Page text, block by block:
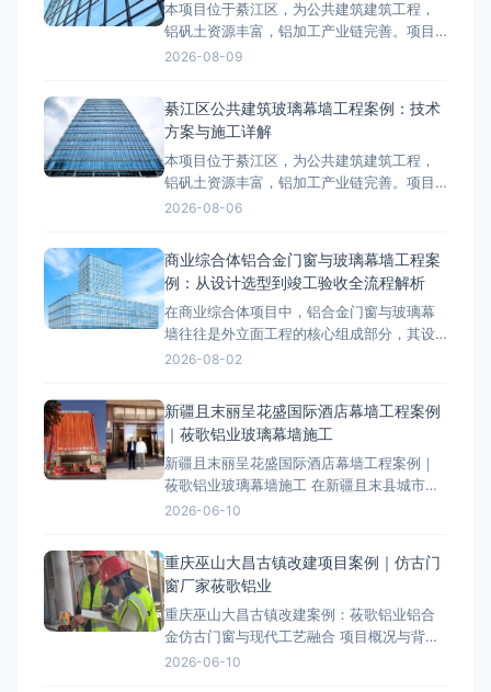
本项目位于綦江区，为公共建筑建筑工程，
铝矾土资源丰富，铝加工产业链完善。项目
外立面采用精致钢幕墙系统，工程总面积约
精致钢幕墙工程案例。项目概况与技术要求
綦江区属于山地气候，温差较大，项目对精
致钢幕墙的抗风压、气密性、水密性等性能
提出了较高要求。设计阶段
2026-08-09
綦江区公共建筑玻璃幕墙工程案例：技术
方案与施工详解
本项目位于綦江区，为公共建筑建筑工程，
铝矾土资源丰富，铝加工产业链完善。项目
外立面采用玻璃幕墙系统，工程总面积约
玻璃幕墙工程案例。项目概况与技术要求綦
江区属于山地气候，温差较大，项目对玻璃
幕墙的抗风压、气密性、水密性等性能提出
了较高要求。设计阶段依据相
2026-08-06
商业综合体铝合金门窗与玻璃幕墙工程案
例：从设计选型到竣工验收全流程解析
在商业综合体项目中，铝合金门窗与玻璃幕
墙往往是外立面工程的核心组成部分，其设
计选型、材料工艺和施工质量直接决定了建
万平方米商业综合体项目为案例，系统梳理
从设计选型到竣工验收的全流程技术要点，
为同类工程提供参考。 一、项目概述与工程
背景 该项目位于城市核
2026-08-02
新疆且末丽呈花盛国际酒店幕墙工程案例
｜莜歌铝业玻璃幕墙施工
新疆且末丽呈花盛国际酒店幕墙工程案例｜
莜歌铝业玻璃幕墙施工 在新疆且末县城市升
级进程中，一座崭新的地标建筑——丽呈花
能，源自莜歌铝业全程主导的专业玻璃幕墙
工程。本文将从项目设计理念、施工难点到
成果展示，深度解析这一城市新地标的诞生
过程，为类似项目提供参考。如需
2026-06-10
重庆巫山大昌古镇改建项目案例｜仿古门
窗厂家莜歌铝业
重庆巫山大昌古镇改建案例：莜歌铝业铝合
金仿古门窗与现代工艺融合 项目概况与背景
大昌古镇位于重庆巫山县，是一座拥有1700
2026-06-10